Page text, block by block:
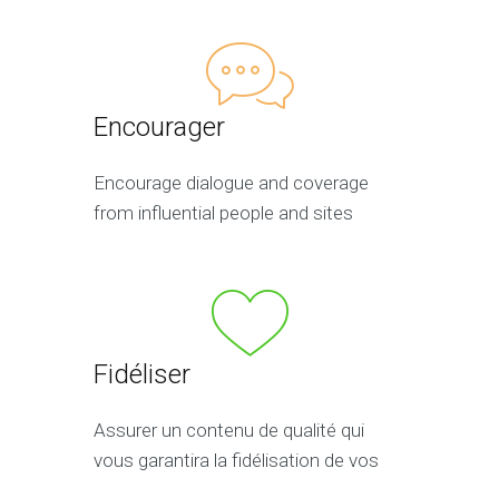
Encourager
Encourage dialogue and coverage
from influential people and sites
Fidéliser
Assurer un contenu de qualité qui
vous garantira la fidélisation de vos